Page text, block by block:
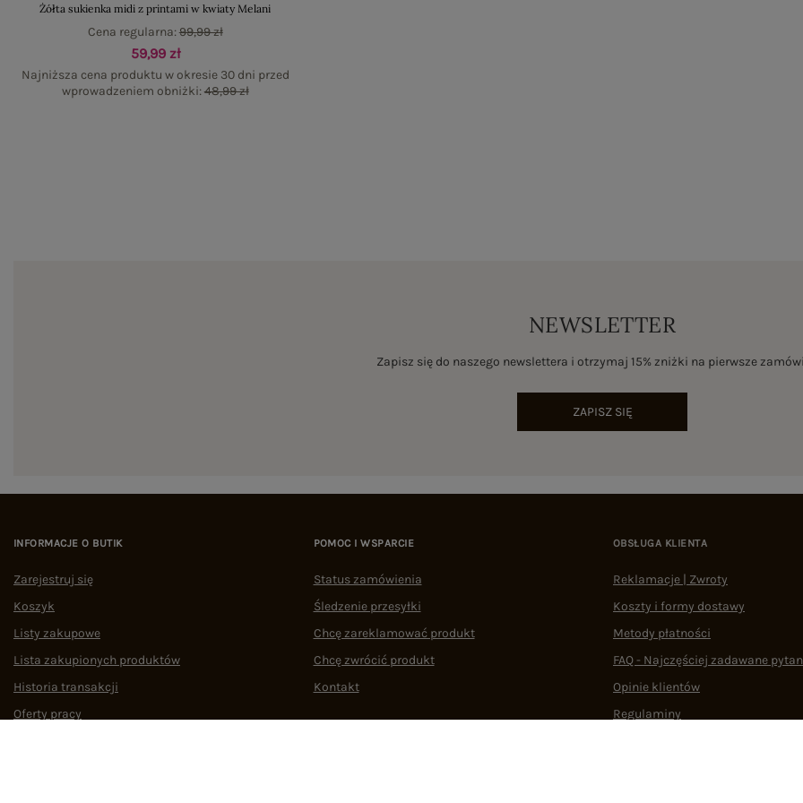
Żółta sukienka midi z printami w kwiaty Melani
59,99 zł
Najniższa cena produktu w okresie 30 dni przed
wprowadzeniem obniżki:48,99 zł
Cena regularna:99,99 zł
NEWSLETTER
Zapisz się do naszego newslettera i otrzymaj 15% zniżki na pierwsze
ZAPISZ SIĘ
INFORMACJE O BUTIK
Zarejestruj się
Koszyk
Listy zakupowe
Lista zakupionych produktów
Historia transakcji
Oferty pracy
POMOC I WSPARCIE
Status zamówienia
Śledzenie przesyłki
Chcę zareklamować produkt
Chcę zwrócić produkt
Kontakt
OBSŁUGA KLIENTA
Reklamacje | Zwroty
Koszty i formy dostawy
Metody płatności
FAQ - Najczęściej zadawane
Opinie klientów
Regulaminy